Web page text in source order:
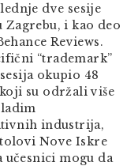
dve sesije
i kao deo
Reviews.
“trademark”
okupio 48
su održali više
industrija,
Nove Iskre
učesnici mogu da